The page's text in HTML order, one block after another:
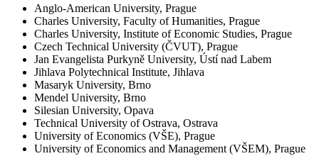
Anglo-American University, Prague
Charles University, Faculty of Humanities, Prague
Charles University, Institute of Economic Studies, Prague
Czech Technical University (ČVUT), Prague
Jan Evangelista Purkyně University, Ústí nad Labem
Jihlava Polytechnical Institute, Jihlava
Masaryk University, Brno
Mendel University, Brno
Silesian University, Opava
Technical University of Ostrava, Ostrava
University of Economics (VŠE), Prague
University of Economics and Management (VŠEM), Prague